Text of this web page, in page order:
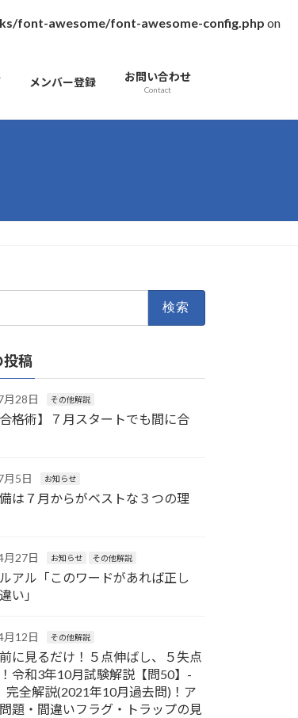
font-awesome/font-awesome-config.php on
メンバー登録 お問い合わせ
Contact
投稿
月28日 その他解説
合格術】７月スタートでも間に合
月5日 お知らせ
は７月からがベストな３つの理
月27日 お知らせ その他解説
アル「このワードがあれば正し
い」
月12日 その他解説
に見るだけ！５点伸ばし、５失点
令和3年10月試験解説【問50】-
完全解説(2021年10月過去問)！ア
題・間違いフラグ・トラップの見